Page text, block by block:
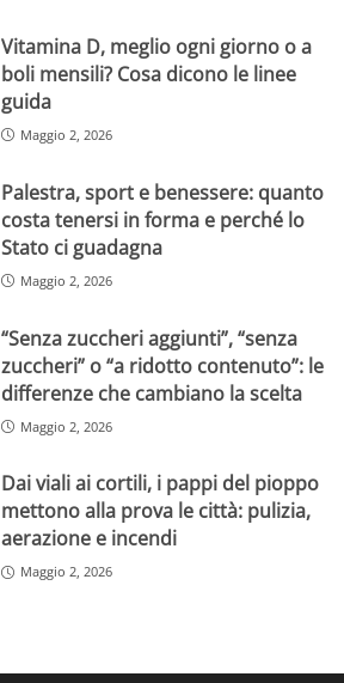
Vitamina D, meglio ogni giorno o a
boli mensili? Cosa dicono le linee
guida
Maggio 2, 2026
Palestra, sport e benessere: quanto
costa tenersi in forma e perché lo
Stato ci guadagna
Maggio 2, 2026
“Senza zuccheri aggiunti”, “senza
zuccheri” o “a ridotto contenuto”: le
differenze che cambiano la scelta
Maggio 2, 2026
Dai viali ai cortili, i pappi del pioppo
mettono alla prova le città: pulizia,
aerazione e incendi
Maggio 2, 2026